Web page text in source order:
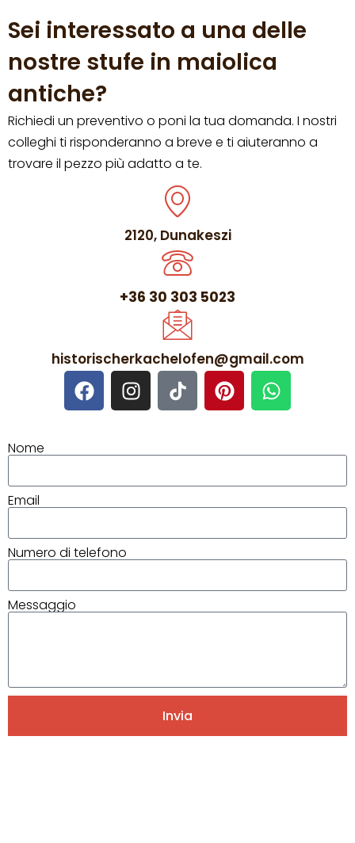
Sei interessato a una delle
nostre stufe in maiolica
antiche?
Richiedi un preventivo o poni la tua domanda. I nostri
colleghi ti risponderanno a breve e ti aiuteranno a
trovare il pezzo più adatto a te.
2120, Dunakeszi
+36 30 303 5023
historischerkachelofen@gmail.com
Nome
Email
Numero di telefono
Messaggio
Invia